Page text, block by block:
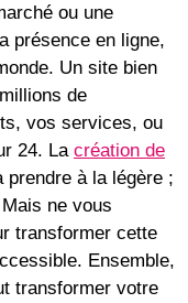
ou une
présence en ligne,
Un site bien
de
vos services, ou
24. La création de
prendre à la légère ;
ne vous
transformer cette
Ensemble,
transformer votre